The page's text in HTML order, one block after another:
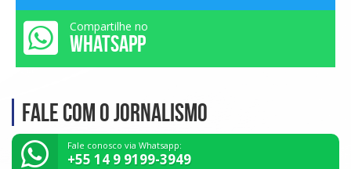
Compartilhe no
WHATSAPP
Fale com o Jornalismo
Fale conosco via Whatsapp:
+55 14 9 9199-3949